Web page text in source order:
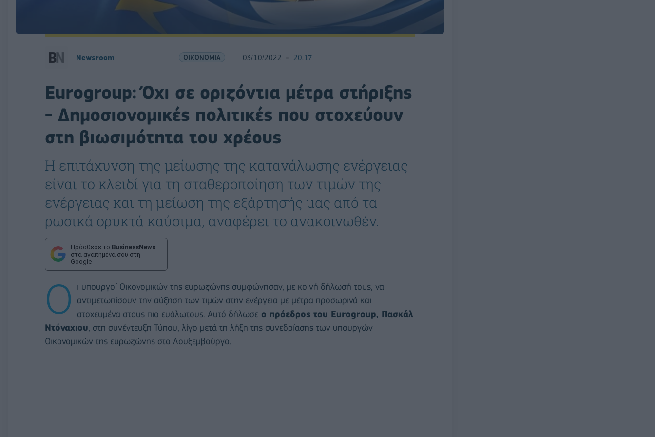
Newsroom ΟΙΚΟΝΟΜΙΑ 03/10/2022 20:17
Eurogroup: Όχι σε οριζόντια μέτρα στήριξης
- Δημοσιονομικές πολιτικές που στοχεύουν
στη βιωσιμότητα του χρέους
Η επιτάχυνση της μείωσης της κατανάλωσης ενέργειας
είναι το κλειδί για τη σταθεροποίηση των τιμών της
ενέργειας και τη μείωση της εξάρτησής μας από τα
ρωσικά ορυκτά καύσιμα, αναφέρει το ανακοινωθέν.
Πρόσθεσε το BusinessNews
στα αγαπημένα σου στη
Google
Ο
ι υπουργοί Οικονομικών της ευρωζώνης συμφώνησαν, με κοινή δήλωσή τους, να
αντιμετωπίσουν την αύξηση των τιμών στην ενέργεια με μέτρα προσωρινά και
στοχευμένα στους πιο ευάλωτους. Αυτό δήλωσε ο πρόεδρος του Eurogroup, Πασκάλ
Ντόναχιου , στη συνέντευξη Τύπου, λίγο μετά τη λήξη της συνεδρίασης των υπουργών
Οικονομικών της ευρωζώνης στο Λουξεμβούργο.